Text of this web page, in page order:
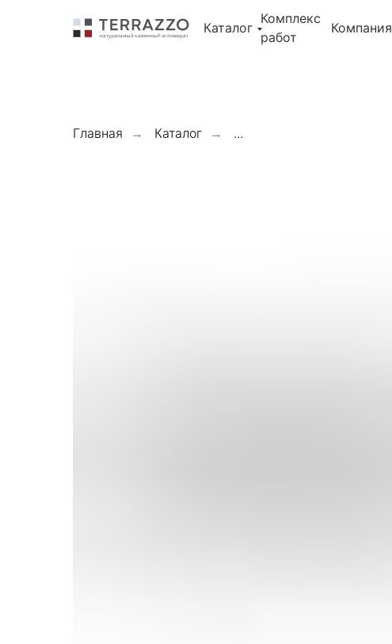
Каталог Компания
Комплекс
работ
Главная → Каталог → ...